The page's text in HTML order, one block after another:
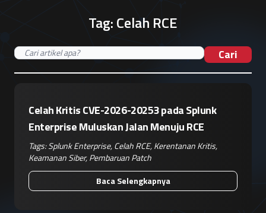
Tag:Celah RCE
Cari
Celah Kritis CVE-2026-20253 pada Splunk
Enterprise Muluskan Jalan Menuju RCE
Tags:Splunk Enterprise,Celah RCE,Kerentanan Kritis,
Keamanan Siber,Pembaruan Patch
Baca Selengkapnya